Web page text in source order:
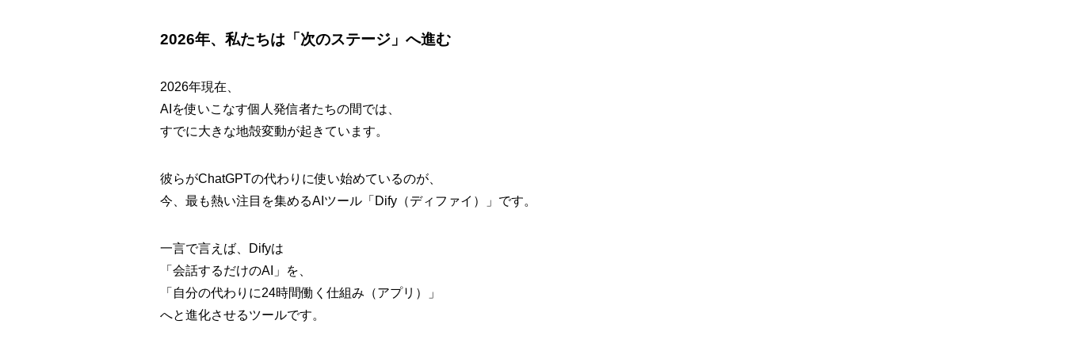
2026年、私たちは「次のステージ」へ進む
2026年現在、
AIを使いこなす個人発信者たちの間では、
すでに大きな地殻変動が起きています。
彼らがChatGPTの代わりに使い始めているのが、
今、最も熱い注目を集めるAIツール 「Dify（ディファイ）」 です。
一言で言えば、Difyは
「会話するだけのAI」を、
「自分の代わりに24時間働く仕組み（アプリ）」
へと進化させるツールです。